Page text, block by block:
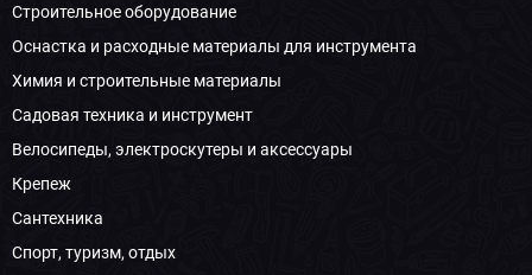
Строительное оборудование
Оснастка и расходные материалы для инструмента
Химия и строительные материалы
Садовая техника и инструмент
Велосипеды, электроскутеры и аксессуары
Крепеж
Сантехника
Спорт, туризм, отдых